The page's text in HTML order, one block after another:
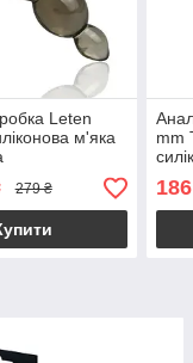
Leten
м'яка
279 ₴
mm